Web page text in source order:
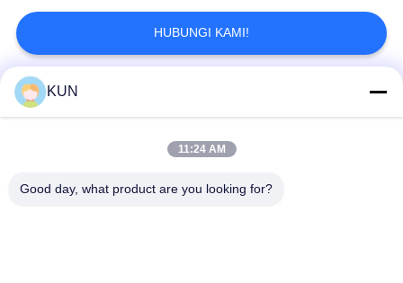
negara di seluruh daratan Cina dan Hong
Kong. Dengan pengalaman 10 tahun dalam
layanan keahlian, GSM memperoleh pangsa
pasar luar negeri yang cukup besar sebesar
8 ...
HUBUNGI KAMI!
Bad Request
KUN
11:24 AM
Good day, what product are you looking for?